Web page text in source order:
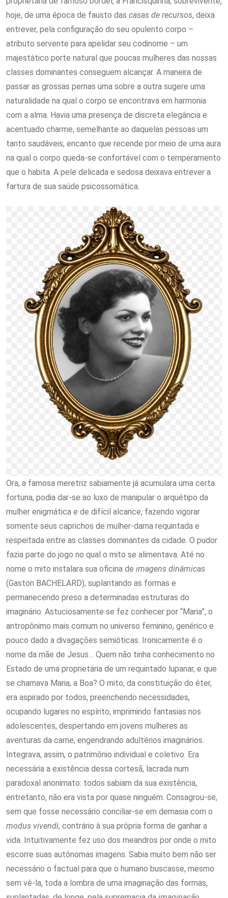
hoje, de uma época de fausto das casas de recursos, deixa
entrever, pela configuração do seu opulento corpo –
atributo servente para apelidar seu codinome – um
majestático porte natural que poucas mulheres das nossas
classes dominantes conseguem alcançar. A maneira de
passar as grossas pernas uma sobre a outra sugere uma
naturalidade na qual o corpo se encontrava em harmonia
com a alma. Havia uma presença de discreta elegância e
acentuado charme, semelhante ao daquelas pessoas um
tanto saudáveis, encanto que recende por meio de uma aura
na qual o corpo queda-se confortável com o temperamento
que o habita. A pele delicada e sedosa deixava entrever a
fartura de sua saúde psicossomática.
Ora, a famosa meretriz sabiamente já acumulara uma certa
fortuna, podia dar-se ao luxo de manipular o arquétipo da
mulher enigmática e de difícil alcance, fazendo vigorar
somente seus caprichos de mulher-dama requintada e
respeitada entre as classes dominantes da cidade. O pudor
fazia parte do jogo no qual o mito se alimentava. Até no
nome o mito instalara sua oficina de imagens dinâmicas
(Gaston BACHELARD), suplantando as formas e
permanecendo preso a determinadas estruturas do
imaginário. Astuciosamente se fez conhecer por “Maria”, o
antropônimo mais comum no universo feminino, genérico e
pouco dado a divagações semióticas. Ironicamente é o
nome da mãe de Jesus… Quem não tinha conhecimento no
Estado de uma proprietária de um requintado lupanar, e que
se chamava Maria, a Boa? O mito, da constituição do éter,
era aspirado por todos, preenchendo necessidades,
ocupando lugares no espírito, imprimindo fantasias nos
adolescentes, despertando em jovens mulheres as
aventuras da carne, engendrando adultérios imaginários.
Integrava, assim, o patrimônio individual e coletivo. Era
necessária a existência dessa cortesã, lacrada num
paradoxal anonimato: todos sabiam da sua existência,
entretanto, não era vista por quase ninguém. Consagrou-se,
sem que fosse necessário conciliar-se em demasia com o
modus vivendi, contrário à sua própria forma de ganhar a
vida. Intuitivamente fez uso dos meandros por onde o mito
escorre suas autônomas imagens. Sabia muito bem não ser
necessário o factual para que o humano buscasse, mesmo
sem vê-la, toda a lombra de uma imaginação das formas,